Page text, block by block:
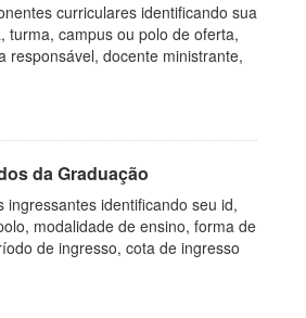
curriculares identificando sua
turma, campus ou polo de oferta,
responsável, docente ministrante,
da Graduação
ingressantes identificando seu id,
modalidade de ensino, forma de
de ingresso, cota de ingresso